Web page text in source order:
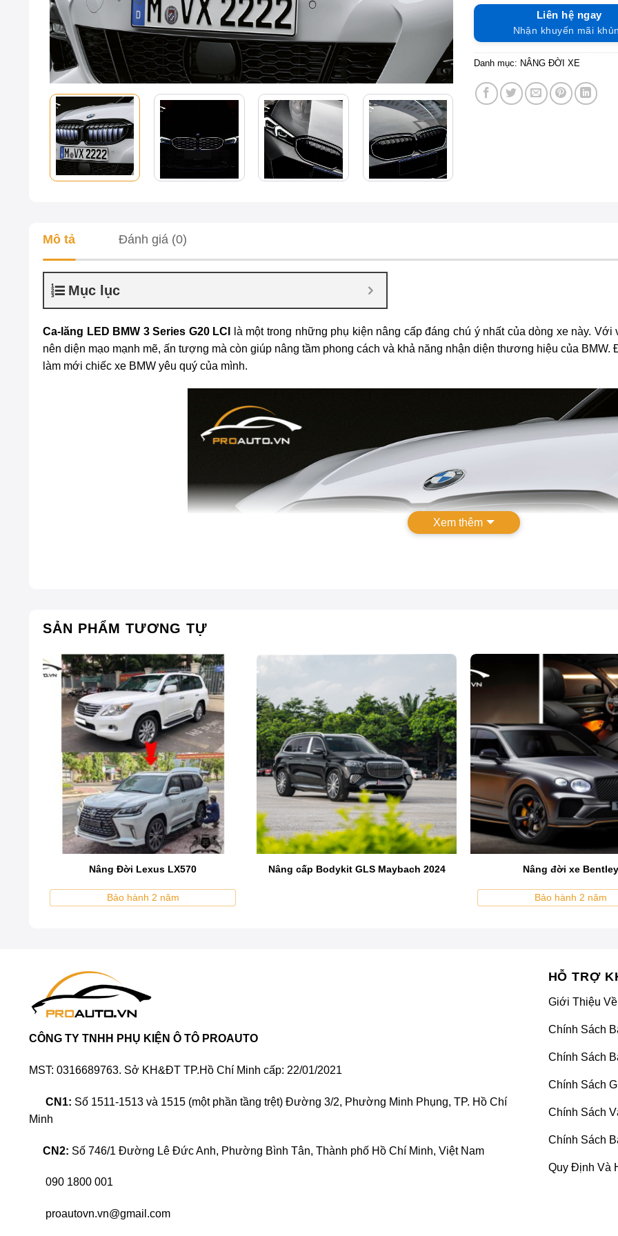
Liên hệ ngay
Nhận khuyến mãi
Danh mục: NÂNG ĐỜI XE
Mô tả Đánh giá (0)
Mục lục
Ca-lăng LED BMW 3 Series G20 LCI
là một trong những phụ kiện nâng cấp đáng chú ý nhất của dòng xe này.
nên diện mạo mạnh mẽ, ấn tượng mà còn giúp nâng tầm phong cách và khả năng nhận diện thương hiệu của
làm mới chiếc xe BMW yêu quý của mình.
Ca-lăng LED BMW 3 Series G20 LCI
Mặt ca-lăng ô tô là gì?
Mặt ca-lăng ô tô là một bộ phận thuộc hệ thống vỏ xe, nằm ở vị trí đầu xe và đóng vai trò quan trọng trong việc tạo
giúp dễ dàng nhận diện thương hiệu trên thị trường.
Xem thêm
SẢN PHẨM TƯƠNG TỰ
Nâng Đời Lexus LX570
Bảo hành 2 năm
Nâng cấp Bodykit GLS Maybach 2024 Nâng đời xe Bentley
Bảo hành 2 năm
CÔNG TY TNHH PHỤ KIỆN Ô TÔ PROAUTO
MST: 0316689763. Sở KH&ĐT TP.Hồ Chí Minh cấp: 22/01/2021
CN1: Số 1511-1513 và 1515 (một phần tầng trệt) Đường 3/2, Phường Minh Phụng, TP. Hồ Chí
Minh
CN2: Số 746/1 Đường Lê Đức Anh, Phường Bình Tân, Thành phố Hồ Chí Minh, Việt Nam
090 1800 001
proautovn.vn@gmail.com
HỖ TRỢ
Giới Thiệu
Chính Sách
Chính Sách
Chính Sách
Chính Sách
Chính Sách
Quy Định Và